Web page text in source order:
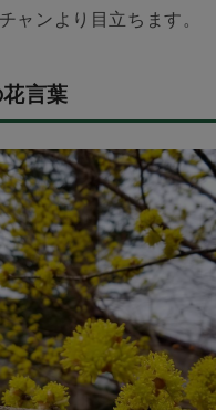
ャンより目立ちます。
言葉